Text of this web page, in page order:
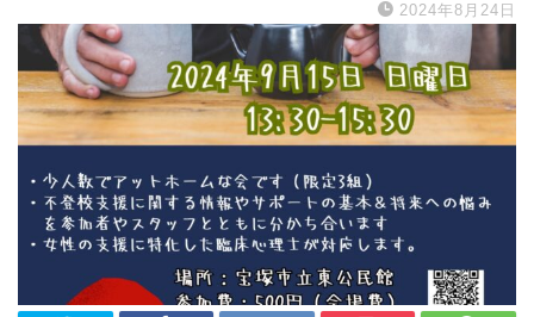
2024年8月24日